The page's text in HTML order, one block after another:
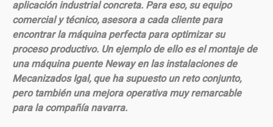
aplicación industrial concreta. Para eso, su equipo
comercial y técnico, asesora a cada cliente para
encontrar la máquina perfecta para optimizar su
proceso productivo. Un ejemplo de ello es el montaje de
una máquina puente Neway en las instalaciones de
Mecanizados Igal, que ha supuesto un reto conjunto,
pero también una mejora operativa muy remarcable
para la compañía navarra.